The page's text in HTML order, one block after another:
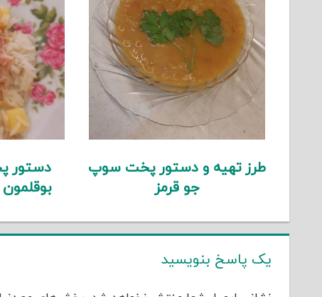
طرز تهیه و دستور پخت سوپ
جو قرمز
دستور
یک پاسخ بنویسید